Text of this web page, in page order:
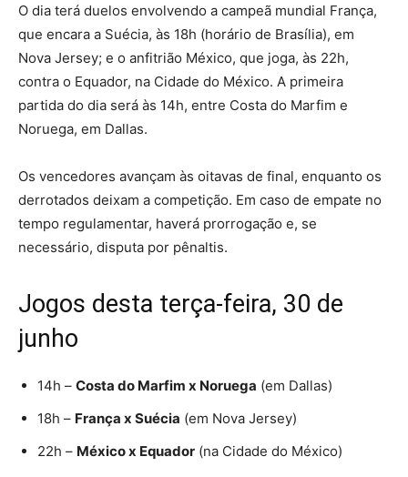
O dia terá duelos envolvendo a campeã mundial França,
que encara a Suécia, às 18h (horário de Brasília), em
Nova Jersey; e o anfitrião México, que joga, às 22h,
contra o Equador, na Cidade do México. A primeira
partida do dia será às 14h, entre Costa do Marfim e
Noruega, em Dallas.
Os vencedores avançam às oitavas de final, enquanto os
derrotados deixam a competição. Em caso de empate no
tempo regulamentar, haverá prorrogação e, se
necessário, disputa por pênaltis.
Jogos desta terça-feira, 30 de
junho
14h – Costa do Marfim x Noruega (em Dallas)
18h – França x Suécia (em Nova Jersey)
22h – México x Equador (na Cidade do México)